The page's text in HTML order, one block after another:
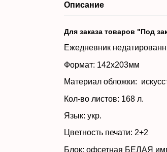
Описание
Для заказа товаров "Под
Ежедневник
Формат: 142х203мм
Материал обложки:
Кол-во
Блок: офсетная БЕЛАЯ